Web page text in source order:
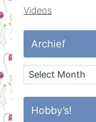
Videos
Archief
Archief
Hobby’s!